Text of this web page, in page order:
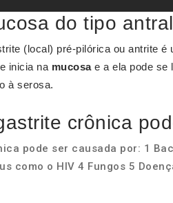
do tipo
(local) pré-pilórica ou antrite
inicia na mucosae a ela pode se
à serosa.
crônica
pode ser causada por: 1
como o HIV 4 Fungos 5